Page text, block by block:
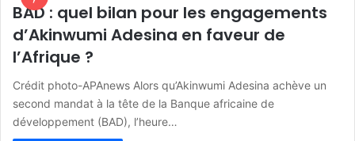
BAD : quel bilan pour les engagements
d’Akinwumi Adesina en faveur de
l’Afrique ?
Crédit photo-APAnews Alors qu’Akinwumi Adesina achève un
second mandat à la tête de la Banque africaine de
développement (BAD), l’heure…